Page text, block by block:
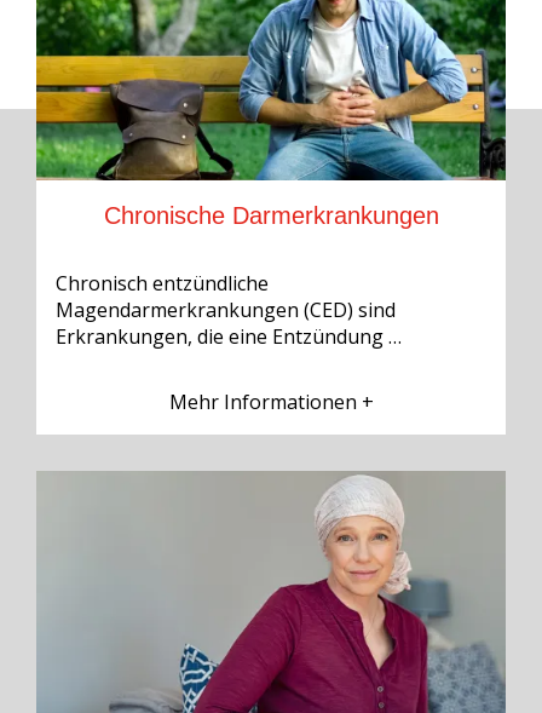
Chronische Darmerkrankungen
Chronisch entzündliche
Magendarmerkrankungen (CED) sind
Erkrankungen, die eine Entzündung …
Mehr Informationen +